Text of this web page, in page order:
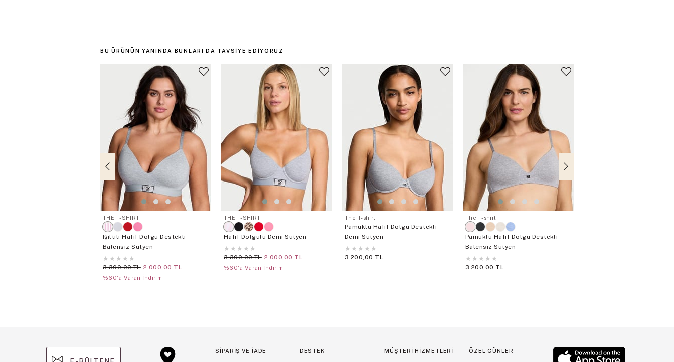
BU ÜRÜNÜN YANINDA BUNLARI DA TAVSIYE EDIYORUZ
THE T-SHIRT
Işıltılı Hafif Dolgu Destekli
Balensiz Sütyen
★ ★ ★ ★ ★
3.300,00 TL 2.000,00 TL
%60'a Varan İndirim
THE T-SHIRT
Hafif Dolgulu Demi Sütyen
★ ★ ★ ★ ★
3.300,00 TL 2.000,00 TL
%60'a Varan İndirim
The T-shirt
Pamuklu Hafif Dolgu Destekli
Demi Sütyen
★ ★ ★ ★ ★
3.200,00 TL
The T-shirt
Pamuklu Hafif Dolgu Destekli
Balensiz Sütyen
★ ★ ★ ★ ★
3.200,00 TL
SİPARİŞ VE İADE DESTEK MÜŞTERİ HİZMETLERİ ÖZEL GÜNLER